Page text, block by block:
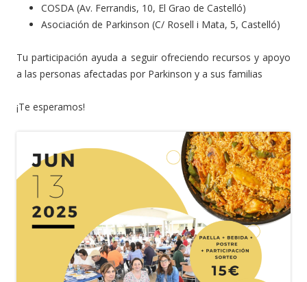
COSDA (Av. Ferrandis, 10, El Grao de Castelló)
Asociación de Parkinson (C/ Rosell i Mata, 5, Castelló)
Tu participación ayuda a seguir ofreciendo recursos y apoyo
a las personas afectadas por Parkinson y a sus familias
¡Te esperamos!